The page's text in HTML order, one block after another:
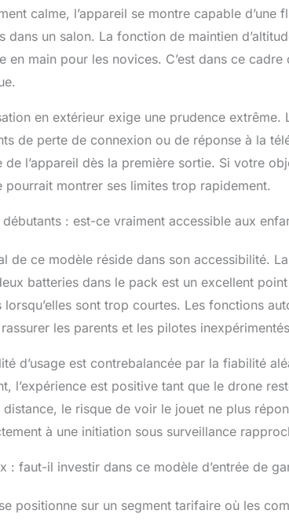
calme, l’appareil se montre capable
dans un salon. La fonction de maintien
en main pour les novices. C’est dans ce
en extérieur exige une prudence
de perte de connexion ou de réponse à la
l’appareil dès la première sortie. Si votre
pourrait montrer ses limites trop rapidement.
: est-ce vraiment accessible aux
de ce modèle réside dans son accessibilité.
batteries dans le pack est un excellent
sont trop courtes. Les fonctions
les parents et les pilotes
d’usage est contrebalancée par la fiabilité
l’expérience est positive tant que le drone
distance, le risque de voir le jouet ne plus
à une initiation sous surveillance
: faut-il investir dans ce modèle d’entrée de
se positionne sur un segment tarifaire où les